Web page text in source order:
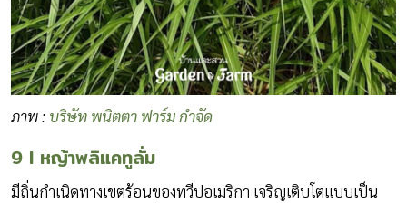
ภาพ : บริษัท พนิตตา ฟาร์ม กำจัด
9 I หญ้าพลิแคทูลั่ม
มีถิ่นกำเนิดทางเขตร้อนของทวีปอเมริกา เจริญเติบโตแบบเป็น